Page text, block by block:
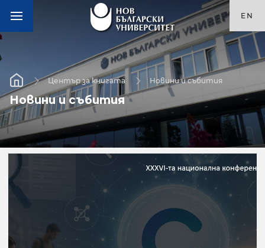
EN
Център за книгата Новини и събития
Новини и събития